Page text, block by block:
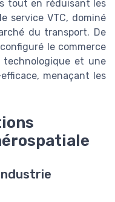
tout en réduisant les
service VTC, dominé
du transport. De
le commerce
et une
menaçant les